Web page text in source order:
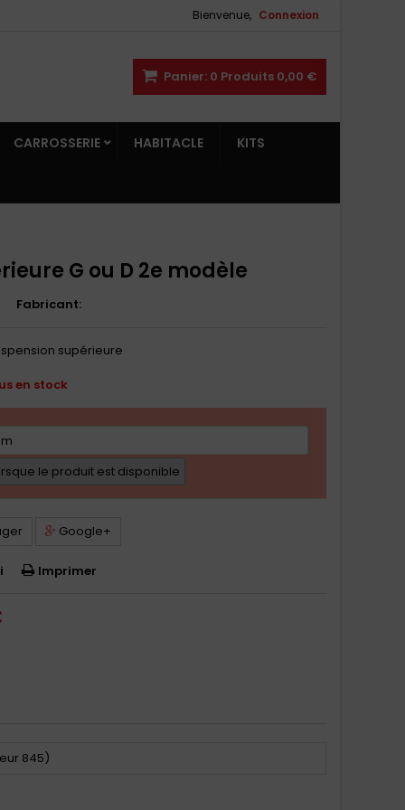
Bienvenue, Connexion
Panier: 0 Produits 0,00 €
CARROSSERIE HABITACLE KITS
G ou D 2e modèle
Fabricant:
supérieure
en stock
le produit est disponible
Google+
Imprimer
845)